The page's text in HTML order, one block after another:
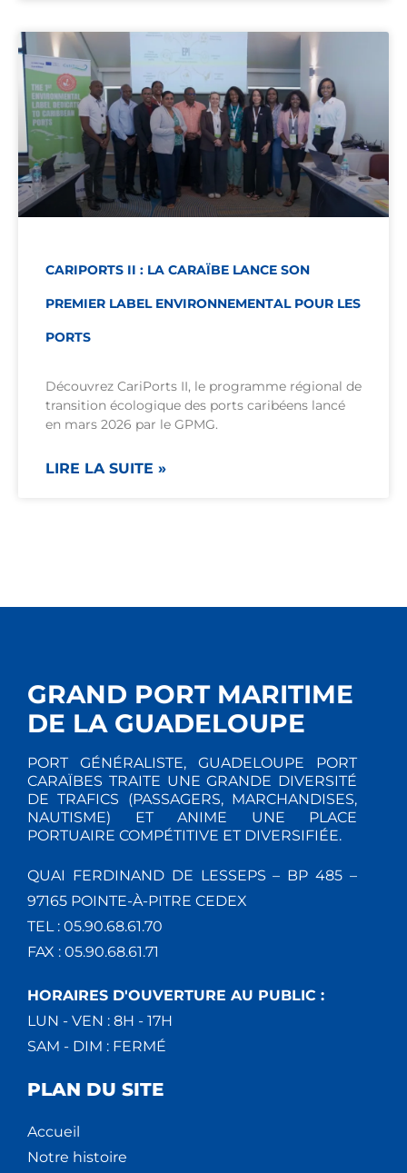
CARIPORTS II : LA CARAÏBE LANCE SON
PREMIER LABEL ENVIRONNEMENTAL POUR LES
PORTS
Découvrez CariPorts II, le programme régional de
transition écologique des ports caribéens lancé
en mars 2026 par le GPMG.
LIRE LA SUITE »
GRAND PORT MARITIME
DE LA GUADELOUPE
PORT GÉNÉRALISTE, GUADELOUPE PORT
CARAÏBES TRAITE UNE GRANDE DIVERSITÉ
DE TRAFICS (PASSAGERS, MARCHANDISES,
NAUTISME) ET ANIME UNE PLACE
PORTUAIRE COMPÉTITIVE ET DIVERSIFIÉE.
QUAI FERDINAND DE LESSEPS – BP 485 –
97165 POINTE-À-PITRE CEDEX
TEL : 05.90.68.61.70
FAX : 05.90.68.61.71
HORAIRES D'OUVERTURE AU PUBLIC :
LUN - VEN : 8H - 17H
SAM - DIM : FERMÉ
PLAN DU SITE
Accueil
Notre histoire